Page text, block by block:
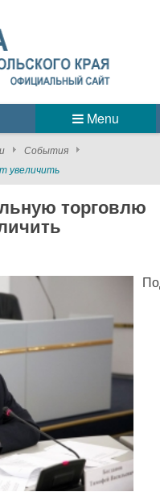
Menu
События
увеличить
торговлю